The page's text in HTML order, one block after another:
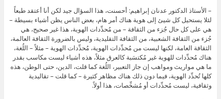
– الأستاذ الدكتور عدنان إبراهيم: أحسنت، هذا السؤال جيد لكن أنا أعتقد طبعاً
لئلا يستحيل كل شيئ إلى هوية هناك أمر هام، بعض الناس يظن أشياء بسيطة –
هي على كل حال جُزء من الثقافة – من مُحدِّدات الهوية، هذا غير صحيح، هي
جُزء من الثقافة الشعبية، من الثقافة التقليدية، وليس بالضرورة الثقافة العالمة،
الثقافة العامة، لكنها ليست من مُحدِّدات الهوية، مُحدِّدات الهوية – مثلاً – اللُغة،
هناك مُحدِّدات للهوية غير مُكتسَبة كالعرق مثلاً، هذه أشياء ليست مكاسب بقدر
ما هي مواريث ومواهب إن جاز التعبير، اللُغة كما قلت، الدين، حتى الوطن، هذه
كلها تُحدِّد الهوية، فيما دون ذلك هناك مظاهر كثيرة – كما قلت – تقاليدية
وثقافية، ليست مُحدِّدات أو مُشخِّصات، هذا أولاً.